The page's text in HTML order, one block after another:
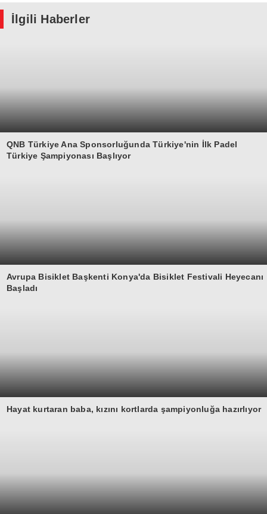
İlgili Haberler
QNB Türkiye Ana Sponsorluğunda Türkiye'nin İlk Padel
Türkiye Şampiyonası Başlıyor
Avrupa Bisiklet Başkenti Konya'da Bisiklet Festivali Heyecanı
Başladı
Hayat kurtaran baba, kızını kortlarda şampiyonluğa hazırlıyor